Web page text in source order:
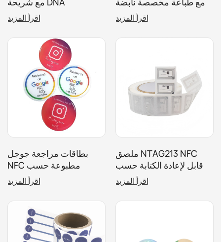
NTAG424
اقرأ المزيد
بالحياة للقوائم
اقرأ المزيد
بطاقات مراجعة جوجل
NFC مطبوعة حسب
الطلب، علامة قائمة طعام
إيبوكسي Rfid لطلب قائمة
المطعم
اقرأ المزيد
ملصق NTAG213 NFC
قابل لإعادة الكتابة حسب
الطلب للتغليف الذكي
والتسويق الرقمي وتتبع
الأصول
اقرأ المزيد